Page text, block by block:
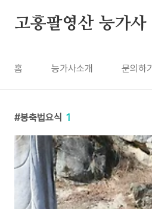
고흥팔영산 능가사
홈 능가사소개 문의하기
봉축법요식 1